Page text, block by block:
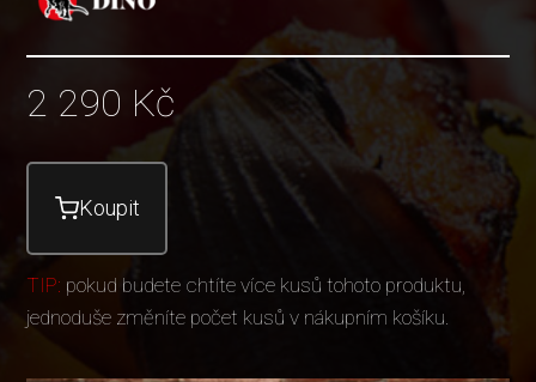
2 290 Kč
Koupit
TIP: pokud budete chtíte více kusů tohoto produktu,
jednoduše změníte počet kusů v nákupním košíku.